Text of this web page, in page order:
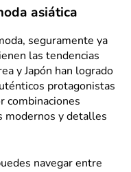
asiática
seguramente ya
las tendencias
y Japón han logrado
protagonistas
combinaciones
modernos y detalles
navegar entre